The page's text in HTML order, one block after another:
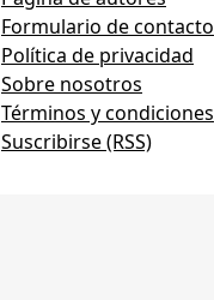
Formulario de contacto
Política de privacidad
Sobre nosotros
Términos y condiciones
Suscribirse (RSS)